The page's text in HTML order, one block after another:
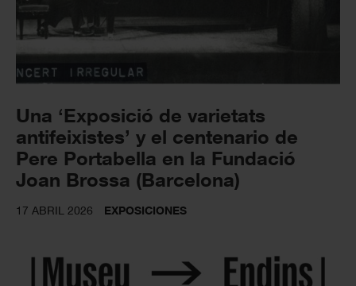
Una ‘Exposició de varietats
antifeixistes’ y el centenario de
Pere Portabella en la Fundació
Joan Brossa (Barcelona)
17 ABRIL 2026 EXPOSICIONES